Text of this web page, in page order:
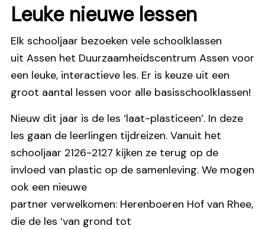
Leuke nieuwe lessen
Elk schooljaar bezoeken vele schoolklassen
uit Assen het Duurzaamheidscentrum Assen voor
een leuke, interactieve les. Er is keuze uit een
groot aantal lessen voor alle basisschoolklassen!
Nieuw dit jaar is de les ‘laat-plasticeen’. In deze
les gaan de leerlingen tijdreizen. Vanuit het
schooljaar 2126-2127 kijken ze terug op de
invloed van plastic op de samenleving. We mogen
ook een nieuwe
partner verwelkomen: Herenboeren Hof van Rhee,
die de les ‘van grond tot